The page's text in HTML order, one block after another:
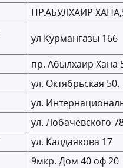
ПР.АБУЛХАИР
ул Курмангазы 166
пр. Абылхаир Хана
ул. Октябрьская 50.
ул.
ул. Лобачевского
ул. Калдаякова 17
9мкр. Дом 40 оф 20